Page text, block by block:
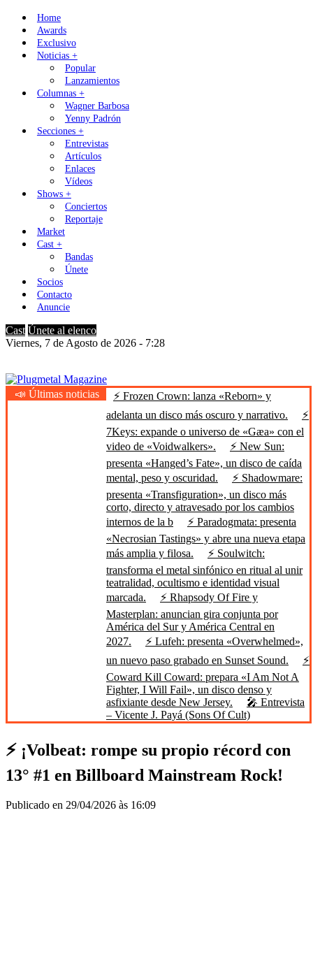
Skip
content
Home
Awards
Exclusivo
Noticias +
Popular
Lanzamientos
Columnas +
Wagner Barbosa
Yenny Padrón
Secciones +
Entrevistas
Artículos
Enlaces
Vídeos
Shows +
Conciertos
Reportaje
Market
Cast +
Bandas
Únete
Socios
Contacto
Anuncie
Cast Únete al elenco
Viernes, 7 de Agosto de 2026 - 7:28
Plugmetal Magazine
Heavy Metal is Life
📣 Últimas noticias
⚡ Frozen Crown: lanza «Reborn» y
adelanta un disco más oscuro y narrativo.
⚡
7Keys: expande o universo de «Gæa» con el
video de «Voidwalkers».
⚡ New Sun:
presenta «Hanged’s Fate», un disco de caída
mental, peso y oscuridad.
⚡ Shadowmare:
presenta «Transfiguration», un disco más
corto, directo y atravesado por los cambios
internos de la b
⚡ Paradogmata: presenta
«Necrosian Tastings» y abre una nueva etapa
más amplia y filosa.
⚡ Soulwitch:
transforma el metal sinfónico en ritual al unir
teatralidad, ocultismo e identidad visual
marcada.
⚡ Rhapsody Of Fire y
Masterplan: anuncian gira conjunta por
América del Sur y América Central en
2027.
⚡ Lufeh: presenta «Overwhelmed»,
un nuevo paso grabado en Sunset Sound.
⚡
Coward Kill Coward: prepara «I Am Not A
Fighter, I Will Fail», un disco denso y
asfixiante desde New Jersey.
🎤 Entrevista
– Vicente J. Payá (Sons Of Cult)
⚡ ¡Volbeat: rompe su propio récord con
13° #1 en Billboard Mainstream Rock!
Publicado en 29/04/2026 às 16:09